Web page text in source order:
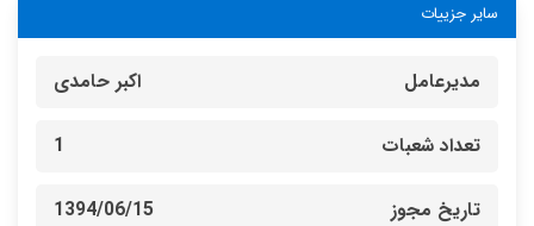
سایر جزییات
مدیرعامل اکبر حامدی
تعداد شعبات 1
تاریخ مجوز 1394/06/15